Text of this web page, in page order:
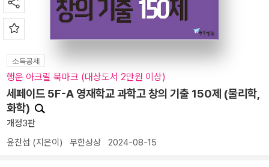
소득공제
행운 아크릴 북마크 (대상도서 2만원 이상)
세페이드 5F-A 영재학교 과학고 창의 기출 150제 (물리학,
화학)
개정3판
윤찬섭 (지은이) 무한상상 2024-08-15